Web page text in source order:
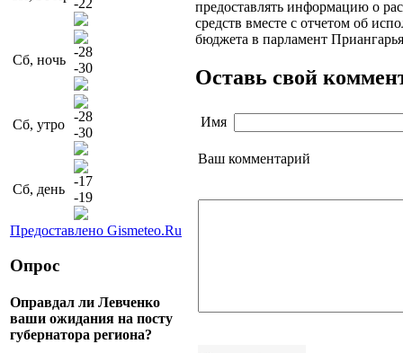
Сб, ночь
-28
-30
Сб, утро
-28
-30
Сб, день
-17
-19
Предоставлено Gismeteo.Ru
Опрос
Оправдал ли Левченко
ваши ожидания на посту
губернатора региона?
предоставлять информацию о
средств вместе с отчетом об
бюджета в парламент
Оставь свой
Имя
Ваш комментарий